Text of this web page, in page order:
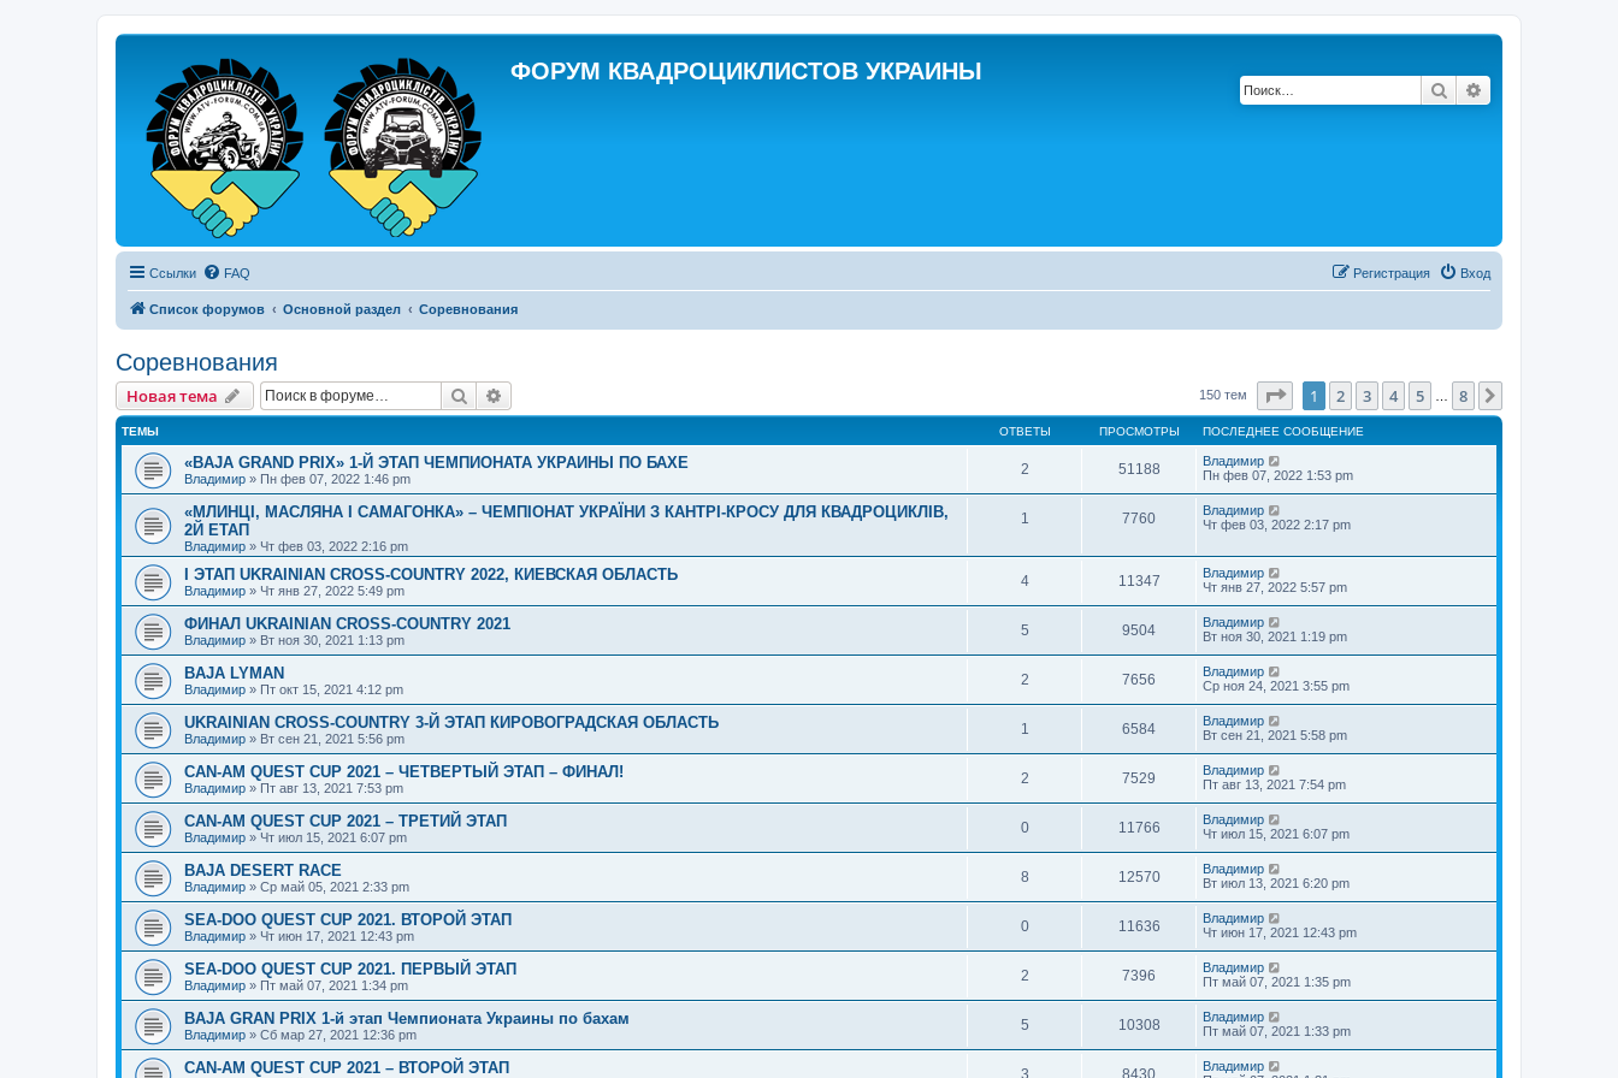
ФОРУМ КВАДРОЦИКЛИСТОВ УКРАИНЫ
Поиск
Ссылки FAQ Вход
Регистрация
Список форумов Основной раздел Соревнования
Соревнования
Новая тема Поиск 150 тем Страница1 из
1 2 3 4 5 8
ТЕМЫ ОТВЕТЫ ПРОСМОТРЫ ПОСЛЕДНЕЕ СООБЩЕНИЕ
«BAJA GRAND PRIX» 1-Й ЭТАП ЧЕМПИОНАТА УКРАИНЫ ПО БАХЕ
Владимир » Пн фев 07, 2022 1:46 pm
2 51188
Владимир
Пн фев 07, 2022 1:53 pm
«МЛИНЦІ, МАСЛЯНА І САМАГОНКА» – ЧЕМПІОНАТ УКРАЇНИ З КАНТРІ-КРОСУ ДЛЯ КВАДРОЦИКЛІВ,
2Й ЕТАП
Владимир » Чт фев 03, 2022 2:16 pm
1 7760
Владимир
Чт фев 03, 2022 2:17 pm
І ЭТАП UKRAINIAN CROSS-COUNTRY 2022, КИЕВСКАЯ ОБЛАСТЬ
Владимир » Чт янв 27, 2022 5:49 pm
4 11347
Владимир
Чт янв 27, 2022 5:57 pm
ФИНАЛ UKRAINIAN CROSS-COUNTRY 2021
Владимир » Вт ноя 30, 2021 1:13 pm
5 9504
Владимир
Вт ноя 30, 2021 1:19 pm
BAJA LYMAN
Владимир » Пт окт 15, 2021 4:12 pm
2 7656
Владимир
Ср ноя 24, 2021 3:55 pm
UKRAINIAN CROSS-COUNTRY 3-Й ЭТАП КИРОВОГРАДСКАЯ ОБЛАСТЬ
Владимир » Вт сен 21, 2021 5:56 pm
1 6584
Владимир
Вт сен 21, 2021 5:58 pm
CAN-AM QUEST CUP 2021 – ЧЕТВЕРТЫЙ ЭТАП – ФИНАЛ!
Владимир » Пт авг 13, 2021 7:53 pm
2 7529
Владимир
Пт авг 13, 2021 7:54 pm
CAN-AM QUEST CUP 2021 – ТРЕТИЙ ЭТАП
Владимир » Чт июл 15, 2021 6:07 pm
0 11766
Владимир
Чт июл 15, 2021 6:07 pm
BAJA DESERT RACE
Владимир » Ср май 05, 2021 2:33 pm
8 12570
Владимир
Вт июл 13, 2021 6:20 pm
SEA-DOO QUEST CUP 2021. ВТОРОЙ ЭТАП
Владимир » Чт июн 17, 2021 12:43 pm
0 11636
Владимир
Чт июн 17, 2021 12:43 pm
SEA-DOO QUEST CUP 2021. ПЕРВЫЙ ЭТАП
Владимир » Пт май 07, 2021 1:34 pm
2 7396
Владимир
Пт май 07, 2021 1:35 pm
BAJA GRAN PRIX 1-й этап Чемпионата Украины по бахам
Владимир » Сб мар 27, 2021 12:36 pm
5 10308
Владимир
Пт май 07, 2021 1:33 pm
CAN-AM QUEST CUP 2021 – ВТОРОЙ ЭТАП 3 8430
Владимир